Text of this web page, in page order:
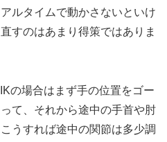
ルタイムで動かさないといけ
すのはあまり得策ではありま
の場合はまず手の位置をゴー
て、それから途中の手首や肘
うすれば途中の関節は多少調